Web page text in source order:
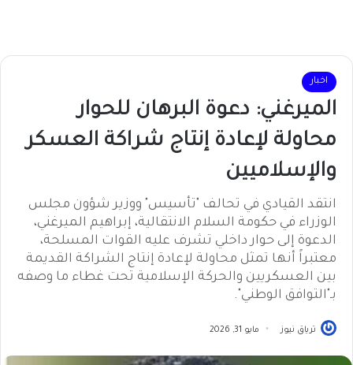
اخبار
الميرغني: دعوة البرهان للحوار
محاولة لإعادة إنتاج شراكة العسكر
والإسلاميين
انتقد القيادي في تحالف "تأسيس" ووزير شؤون مجلس
الوزراء في حكومة السلام الانتقالية، إبراهيم الميرغني،
الدعوة إلى حوار داخلي تشرف عليه القوات المسلحة،
معتبراً أنها تمثل محاولة لإعادة إنتاج الشراكة القديمة
بين العسكريين والحركة الإسلامية تحت غطاء ما وصفه
بـ"التوافق الوطني".
ترياق نيوز مايو 31, 2026